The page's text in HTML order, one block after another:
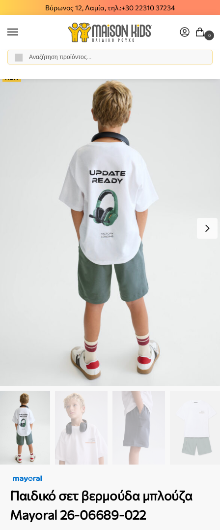
Βύρωνος 12, Λαμία, τηλ.:+30 22310 37234
0
Αρχική σελίδα / Αγόρι / Ρούχα
Παιδικό σετ βερμούδα μπλούζα
Mayoral 26-06689-022